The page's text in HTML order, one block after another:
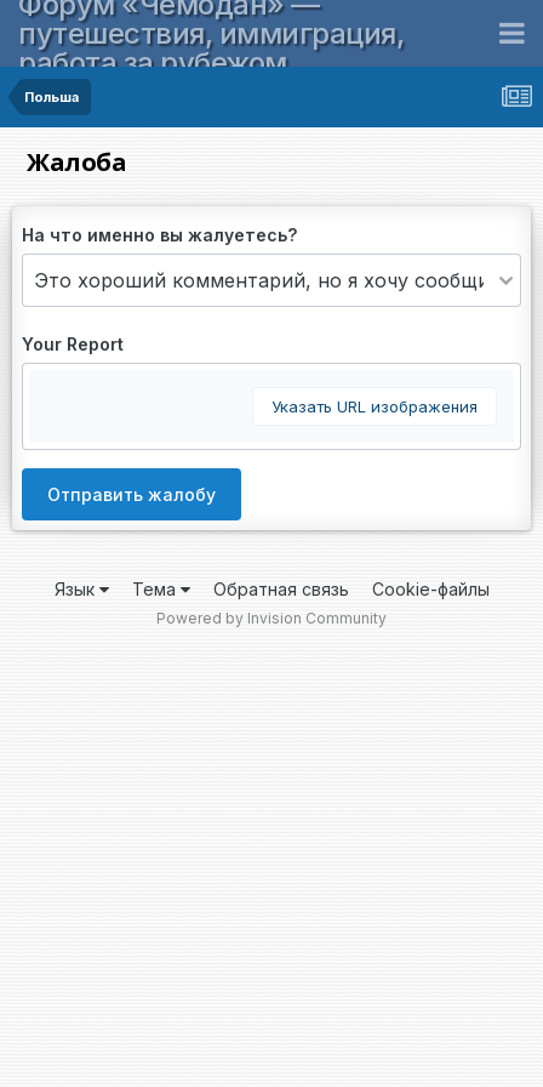
путешествия, иммиграция,
работа за рубежом
Польша
Жалоба
На что именно вы жалуетесь?
Your Report
Указать URL изображения
Отправить жалобу
Язык Тема Обратная связь Cookie-файлы
Powered by Invision Community